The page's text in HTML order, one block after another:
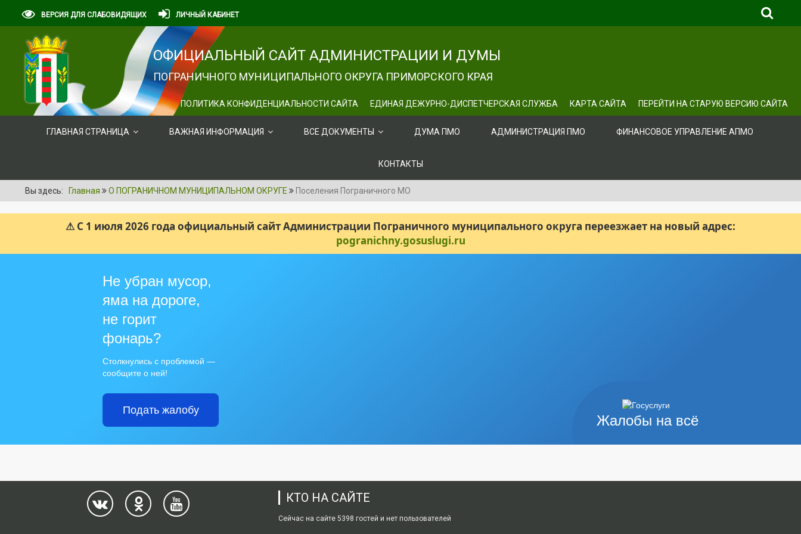
ВЕРСИЯ ДЛЯ СЛАБОВИДЯЩИХ ЛИЧНЫЙ КАБИНЕТ
ОФИЦИАЛЬНЫЙ САЙТ АДМИНИСТРАЦИИ И ДУМЫ
ПОГРАНИЧНОГО МУНИЦИПАЛЬНОГО ОКРУГА ПРИМОРСКОГО КРАЯ
ПОЛИТИКА КОНФИДЕНЦИАЛЬНОСТИ САЙТА ЕДИНАЯ ДЕЖУРНО-ДИСПЕТЧЕРСКАЯ СЛУЖБА КАРТА САЙТА ПЕРЕЙТИ НА СТАРУЮ ВЕРСИЮ САЙТА
ГЛАВНАЯ СТРАНИЦА ВАЖНАЯ ИНФОРМАЦИЯ ВСЕ ДОКУМЕНТЫ ДУМА ПМО АДМИНИСТРАЦИЯ ПМО ФИНАНСОВОЕ УПРАВЛЕНИЕ АПМО
КОНТАКТЫ
Вы здесь: Главная О ПОГРАНИЧНОМ МУНИЦИПАЛЬНОМ ОКРУГЕ Поселения Пограничного МО
⚠ С 1 июля 2026 года официальный сайт Администрации Пограничного муниципального округа переезжает на новый адрес:
pogranichny.gosuslugi.ru
Жалобы на всё
Не убран мусор,
яма на дороге,
не горит
фонарь?
Столкнулись с проблемой —
сообщите о ней!
Подать жалобу
КТО НА САЙТЕ
Сейчас на сайте 5398 гостей и нет пользователей